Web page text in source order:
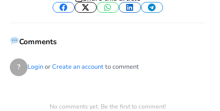
Facebook
TwitterWhatsApp
LinkedInTelegram
Comments
? LoginorCreate an accountto comment
No comments yet. Be the first to comment!